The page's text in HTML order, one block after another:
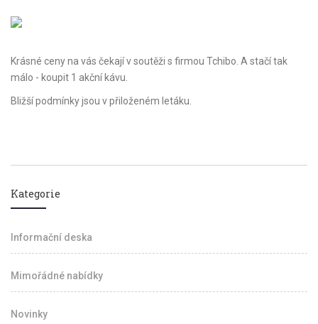
Krásné ceny na vás čekají v soutěži s firmou Tchibo. A stačí tak
málo - koupit 1 akční kávu.
Bližší podmínky jsou v přiloženém letáku.
Kategorie
Informační deska
Mimořádné nabídky
Novinky